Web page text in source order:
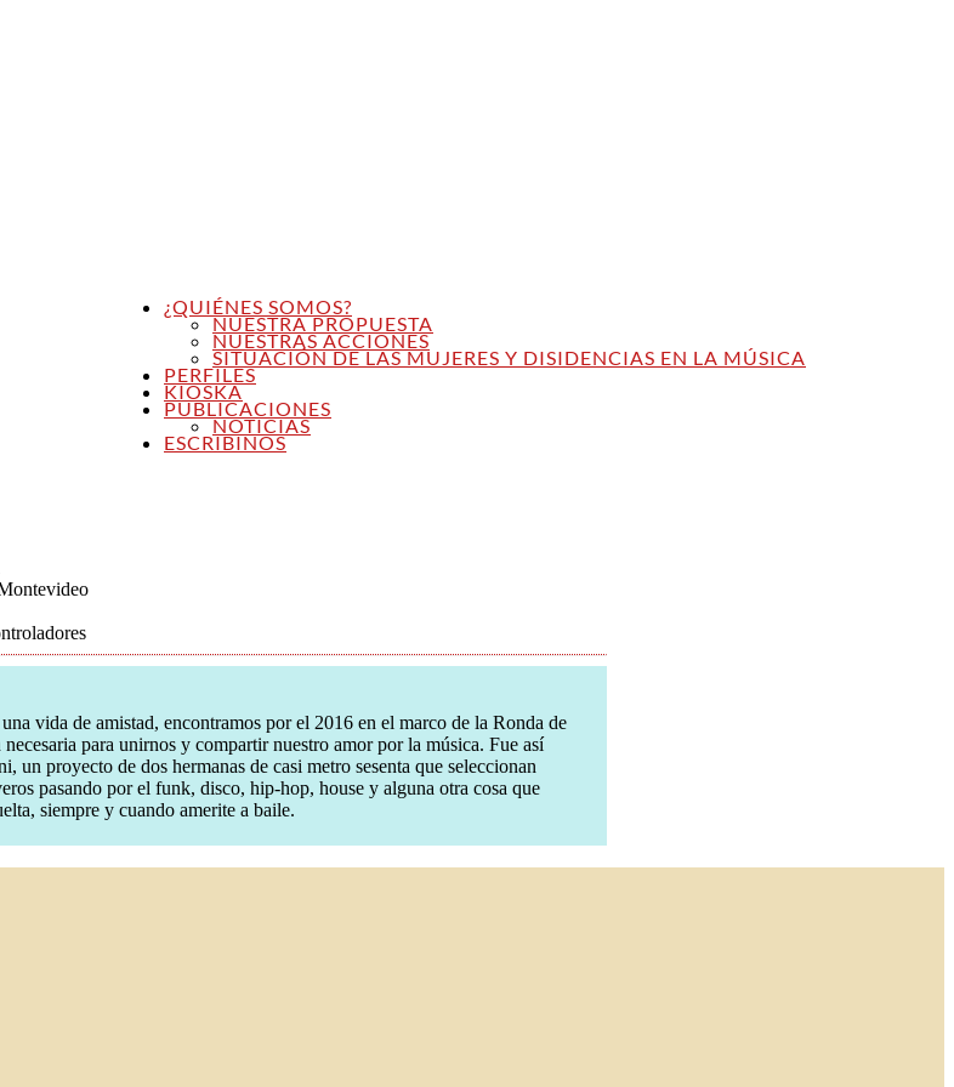
¿QUIÉNES SOMOS?
NUESTRA PROPUESTA
NUESTRAS ACCIONES
SITUACIÓN DE LAS MUJERES Y DISIDENCIAS EN LA MÚSICA
PERFILES
KIOSKA
PUBLICACIONES
NOTICIAS
ESCRIBINOS
vida de amistad, encontramos por el 2016 en el marco de la Ronda de
para unirnos y compartir nuestro amor por la música. Fue así
un proyecto de dos hermanas de casi metro sesenta que seleccionan
pasando por el funk, disco, hip-hop, house y alguna otra cosa que
siempre y cuando amerite a baile.